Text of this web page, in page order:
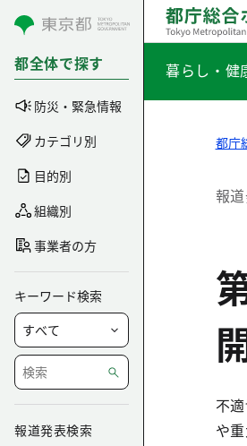
コンテンツにスキップ
都全体で探す
防災・緊急情報
カテゴリ別
目的別
組織別
事業者の方
キーワード検索
報道発表検索
暮らし・健
都庁
報
不
や